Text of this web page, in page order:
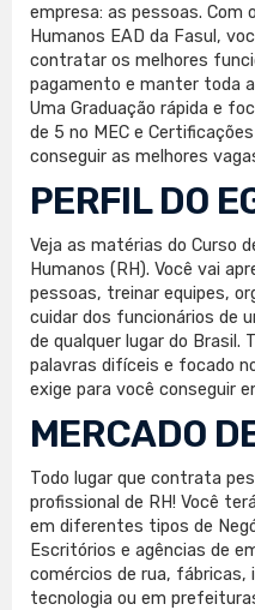
empresa: as pessoas. Com
Humanos EAD da Fasul,
contratar os melhores
pagamento e manter toda
Uma Graduação rápida e
de 5 no MEC e
conseguir as melhores
PERFIL DO
Veja as matérias do Curso
Humanos (RH). Você vai
pessoas, treinar equipes,
cuidar dos funcionários de
de qualquer lugar do Brasil.
palavras difíceis e focado
exige para você conseguir
MERCADO
Todo lugar que contrata
profissional de RH! Você
em diferentes tipos de
Escritórios e agências de
comércios de rua,
tecnologia ou em